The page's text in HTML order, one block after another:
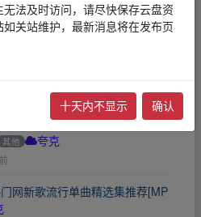
坛258首励志宝藏歌曲无损音
点2026年2月份抖音经典怀旧27
集[11.8GB] 华语 欧美
摇滚
其他 夸克
网新歌流行单曲精选集推荐[MP
法及时访问，请尽快保存云盘资
关站维护，最新消息将在发布页
十天内不显示 确认